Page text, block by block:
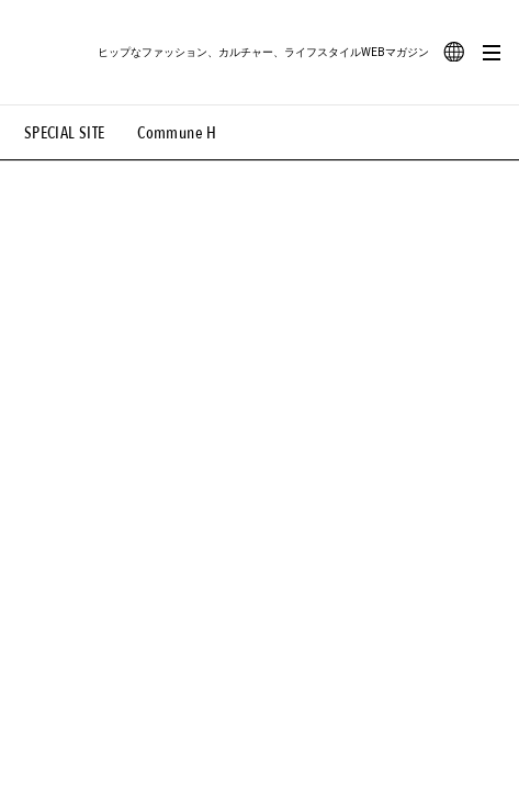
SPECIAL SITE Commune H
ヒップなファッション、カルチャー、ライフスタイルWEBマガジン
#路地裏てぃーん。 #MONTHLY JOURNAL
#MOVIE #LIFESTYLE #SNEAKER #OUTDOOR